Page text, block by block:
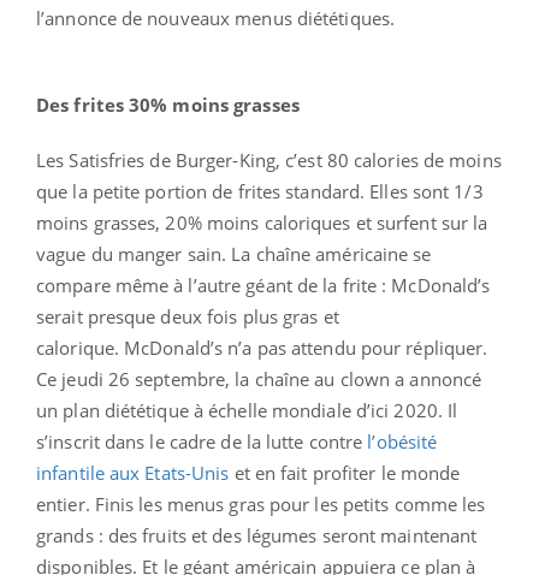
l’annonce de nouveaux menus diététiques.
Des frites 30% moins grasses
Les Satisfries de Burger-King, c’est 80 calories de moins
que la petite portion de frites standard. Elles sont 1/3
moins grasses, 20% moins caloriques et surfent sur la
vague du manger sain. La chaîne américaine se
compare même à l’autre géant de la frite : McDonald’s
serait presque deux fois plus gras et
calorique. McDonald’s n’a pas attendu pour répliquer.
Ce jeudi 26 septembre, la chaîne au clown a annoncé
un plan diététique à échelle mondiale d’ici 2020. Il
s’inscrit dans le cadre de la lutte contre l’obésité
infantile aux Etats-Unis et en fait profiter le monde
entier. Finis les menus gras pour les petits comme les
grands : des fruits et des légumes seront maintenant
disponibles. Et le géant américain appuiera ce plan à